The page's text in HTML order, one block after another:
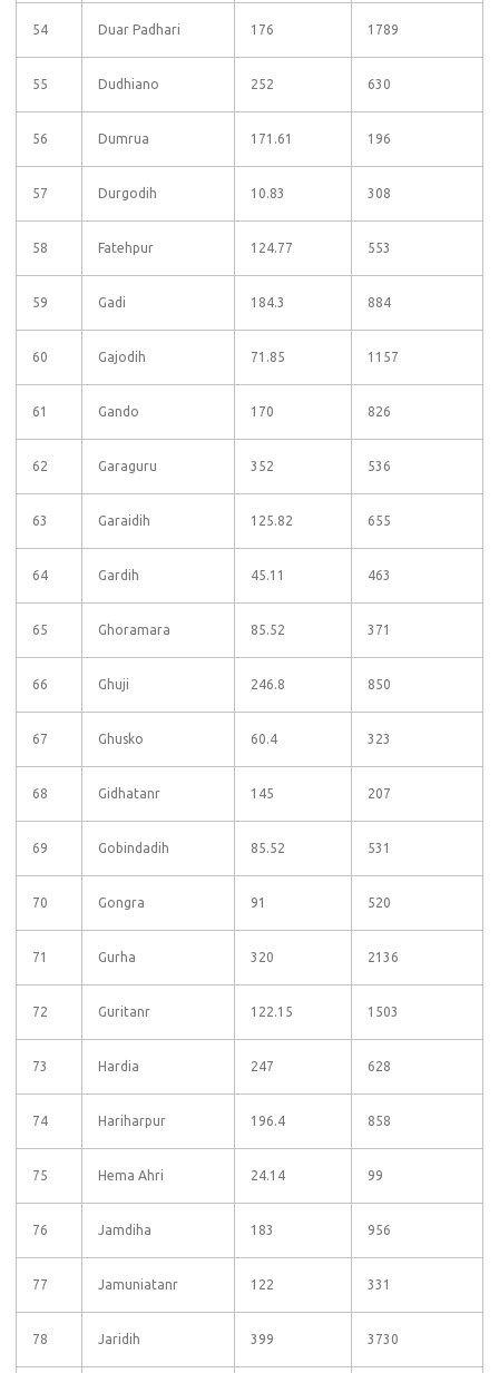
54 Duar Padhari 176 1789
55 Dudhiano 252 630
56 Dumrua 171.61 196
57 Durgodih 10.83 308
58 Fatehpur 124.77 553
59 Gadi 184.3 884
60 Gajodih 71.85 1157
61 Gando 170 826
62 Garaguru 352 536
63 Garaidih 125.82 655
64 Gardih 45.11 463
65 Ghoramara 85.52 371
66 Ghuji 246.8 850
67 Ghusko 60.4 323
68 Gidhatanr 145 207
69 Gobindadih 85.52 531
70 Gongra 91 520
71 Gurha 320 2136
72 Guritanr 122.15 1503
73 Hardia 247 628
74 Hariharpur 196.4 858
75 Hema Ahri 24.14 99
76 Jamdiha 183 956
77 Jamuniatanr 122 331
78 Jaridih 399 3730